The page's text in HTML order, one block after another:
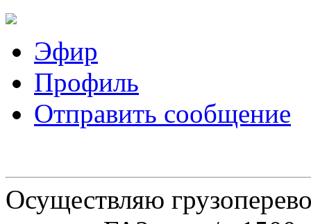
Эфир
Профиль
Отправить сообщение
Осуществляю